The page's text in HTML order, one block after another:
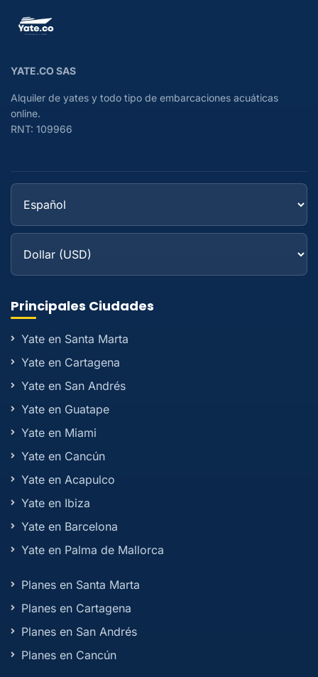
YATE.CO SAS
Alquiler de yates y todo tipo de embarcaciones acuáticas
online.
RNT: 109966
Principales Ciudades
Yate en Santa Marta
Yate en Cartagena
Yate en San Andrés
Yate en Guatape
Yate en Miami
Yate en Cancún
Yate en Acapulco
Yate en Ibiza
Yate en Barcelona
Yate en Palma de Mallorca
Planes en Santa Marta
Planes en Cartagena
Planes en San Andrés
Planes en Cancún